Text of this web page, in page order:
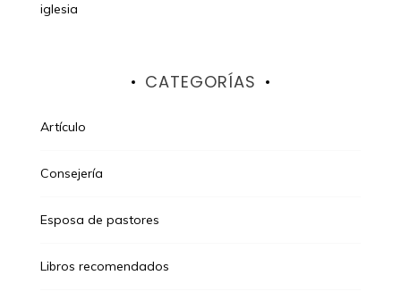
iglesia
CATEGORÍAS
Artículo
Consejería
Esposa de pastores
Libros recomendados